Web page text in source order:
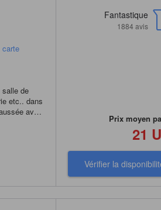
carte
salle de
etc.. dans
avec
avec
Fantastique
1884 avis
Prix moyen
21
Vérifier la